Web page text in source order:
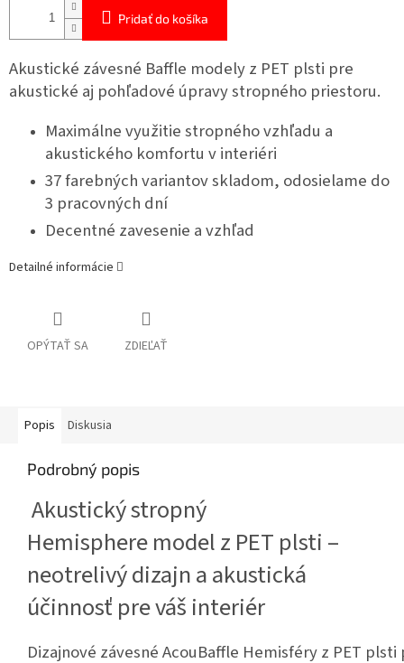
Pridať do košíka
Akustické závesné Baffle modely z PET plsti pre
akustické aj pohľadové úpravy stropného priestoru.
Maximálne využitie stropného vzhľadu a
akustického komfortu v interiéri
37 farebných variantov skladom, odosielame do
3 pracovných dní
Decentné zavesenie a vzhľad
Detailné informácie
OPÝTAŤ SA ZDIEĽAŤ
Popis Diskusia
Podrobný popis
Akustický stropný
Hemispheremodel z PET plsti –
neotrelivý dizajn a akustická
účinnosť pre váš interiér
Dizajnové závesné AcouBaffle Hemisféry z PET